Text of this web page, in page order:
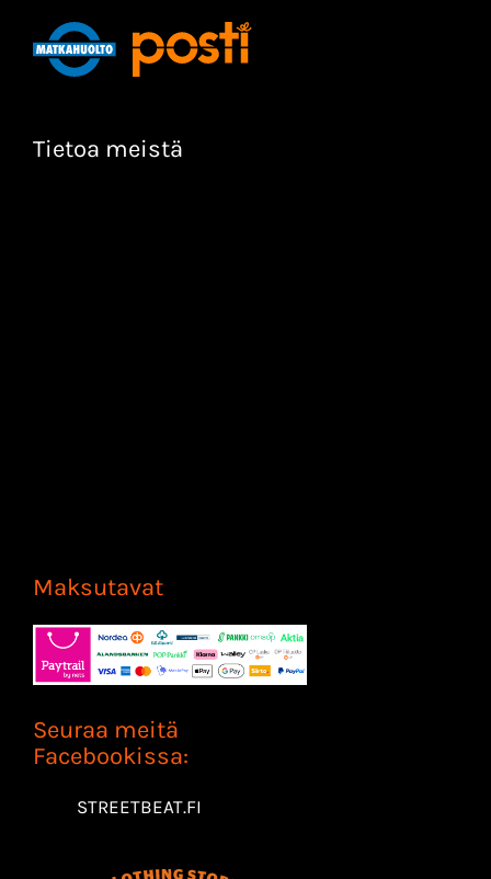
Tietoa meistä
Maksutavat
Seuraa meitä
Facebookissa:
STREETBEAT.FI